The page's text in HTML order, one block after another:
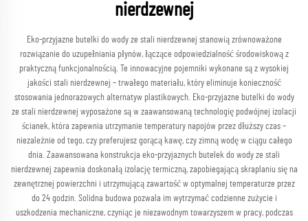
nierdzewnej
Eko-przyjazne butelki do wody ze stali nierdzewnej stanowią zrównoważone
rozwiązanie do uzupełniania płynów, łączące odpowiedzialność środowiskową z
praktyczną funkcjonalnością. Te innowacyjne pojemniki wykonane są z wysokiej
jakości stali nierdzewnej – trwałego materiału, który eliminuje konieczność
stosowania jednorazowych alternatyw plastikowych. Eko-przyjazne butelki do wody
ze stali nierdzewnej wyposażone są w zaawansowaną technologię podwójnej izolacji
ścianek, która zapewnia utrzymanie temperatury napojów przez dłuższy czas –
niezależnie od tego, czy preferujesz gorącą kawę, czy zimną wodę w ciągu całego
dnia. Zaawansowana konstrukcja eko-przyjaznych butelek do wody ze stali
nierdzewnej zapewnia doskonałą izolację termiczną, zapobiegającą skraplaniu się na
zewnętrznej powierzchni i utrzymującą zawartość w optymalnej temperaturze przez
do 24 godzin. Solidna budowa pozwala im wytrzymać codzienne zużycie i
uszkodzenia mechaniczne, czyniąc je niezawodnym towarzyszem w pracy, podczas